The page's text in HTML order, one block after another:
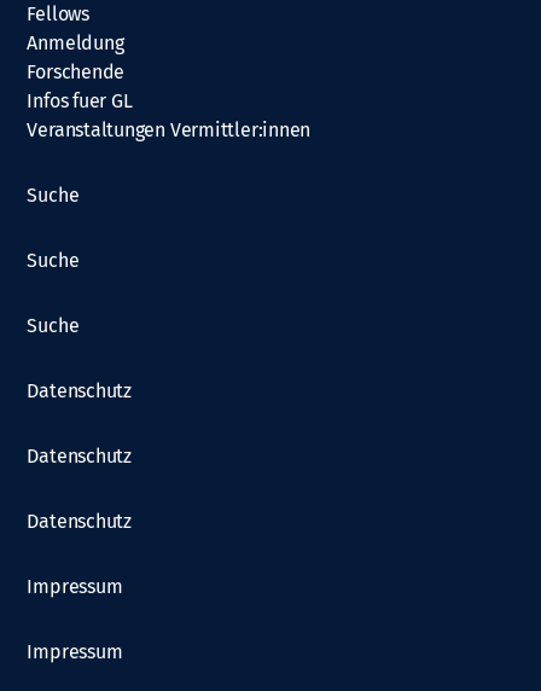
Fellows
Anmeldung
Forschende
Infos fuer GL
Veranstaltungen Vermittler:innen
Suche
Suche
Suche
Datenschutz
Datenschutz
Datenschutz
Impressum
Impressum